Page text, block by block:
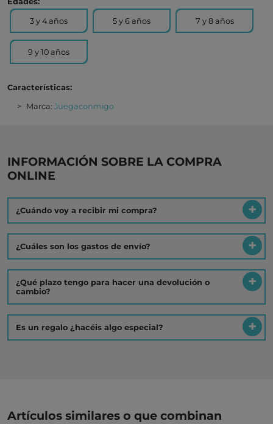
3 y 4 años 5 y 6 años 7 y 8 años
9 y 10 años
Características:
Marca: Juegaconmigo
INFORMACIÓN SOBRE LA COMPRA
ONLINE
¿Cuándo voy a recibir mi compra?
¿Cuáles son los gastos de envío?
¿Qué plazo tengo para hacer una devolución o
cambio?
Es un regalo ¿hacéis algo especial?
Artículos similares o que combinan